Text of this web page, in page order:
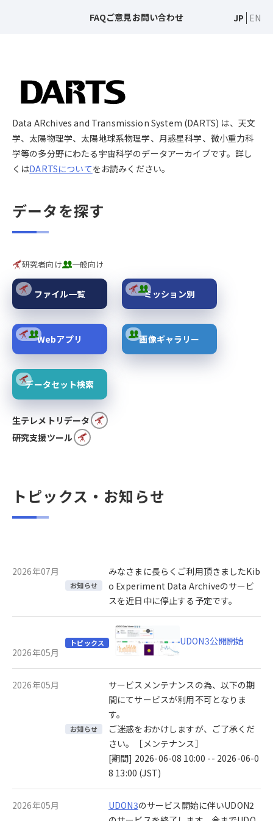
FAQご意見お問い合わせ JP EN
Data ARchives and Transmission System (DARTS) は、天文
学、太陽物理学、太陽地球系物理学、月惑星科学、微小重力科
学等の多分野にわたる宇宙科学のデータアーカイブです。詳し
くはDARTSについてをお読みください。
データを探す
研究者向け 一般向け
ファイル一覧 ミッション別
Webアプリ 画像ギャラリー
データセット検索
生テレメトリデータ
研究支援ツール
トピックス・お知らせ
2026年07月
お知らせ
みなさまに長らくご利用頂きましたKib
o Experiment Data Archiveのサービ
スを近日中に停止する予定です。
2026年05月
トピックス UDON3公開開始
2026年05月
お知らせ
サービスメンテナンスの為、以下の期
間にてサービスが利用不可となりま
す。
ご迷惑をおかけしますが、ご了承くだ
さい。［メンテナンス］
[期間] 2026-06-08 10:00 -- 2026-06-0
8 13:00 (JST)
2026年05月 UDON3のサービス開始に伴いUDON2